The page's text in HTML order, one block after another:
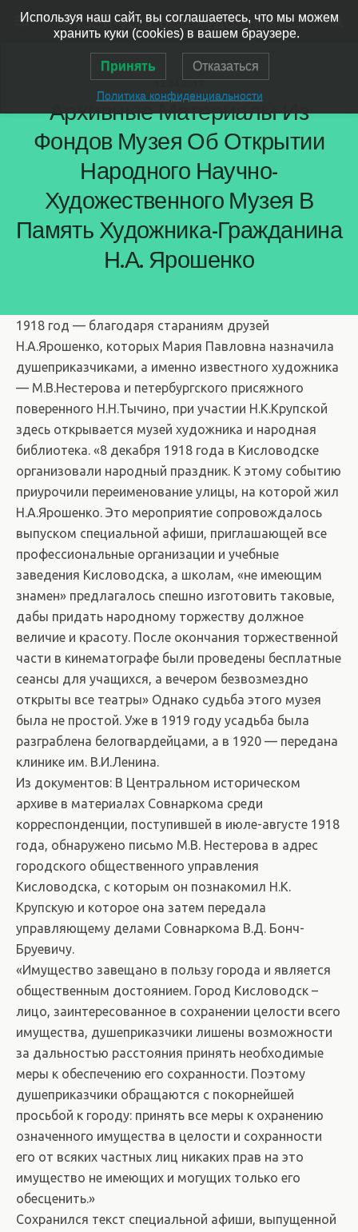
Музей-усадьба художника Ярошенко
12.04.2019
Архивные Материалы Из
Фондов Музея Об Открытии
Народного Научно-
Художественного Музея В
Память Художника-Гражданина
Н.А. Ярошенко
1918 год — благодаря стараниям друзей
Н.А.Ярошенко, которых Мария Павловна назначила
душеприказчиками, а именно известного художника
— М.В.Нестерова и петербургского присяжного
поверенного Н.Н.Тычино, при участии Н.К.Крупской
здесь открывается музей художника и народная
библиотека. «8 декабря 1918 года в Кисловодске
организовали народный праздник. К этому событию
приурочили переименование улицы, на которой жил
Н.А.Ярошенко. Это мероприятие сопровождалось
выпуском специальной афиши, приглашающей все
профессиональные организации и учебные
заведения Кисловодска, а школам, «не имеющим
знамен» предлагалось спешно изготовить таковые,
дабы придать народному торжеству должное
величие и красоту. После окончания торжественной
части в кинематографе были проведены бесплатные
сеансы для учащихся, а вечером безвозмездно
открыты все театры» Однако судьба этого музея
была не простой. Уже в 1919 году усадьба была
разграблена белогвардейцами, а в 1920 — передана
клинике им. В.И.Ленина.
Из документов: В Центральном историческом
архиве в материалах Совнаркома среди
корреспонденции, поступившей в июле-августе 1918
года, обнаружено письмо М.В. Нестерова в адрес
городского общественного управления
Кисловодска, с которым он познакомил Н.К.
Крупскую и которое она затем передала
управляющему делами Совнаркома В.Д. Бонч-
Бруевичу.
«Имущество завещано в пользу города и является
общественным достоянием. Город Кисловодск –
лицо, заинтересованное в сохранении целости всего
имущества, душеприказчики лишены возможности
за дальностью расстояния принять необходимые
меры к обеспечению его сохранности. Поэтому
душеприказчики обращаются с покорнейшей
просьбой к городу: принять все меры к охранению
означенного имущества в целости и сохранности
его от всяких частных лиц никаких прав на это
имущество не имеющих и могущих только его
обесценить.»
Сохранился текст специальной афиши, выпущенной
Используя наш сайт, вы соглашаетесь, что мы можем
хранить куки (cookies) в вашем браузере.
Принять Отказаться
Политика конфиденциальности